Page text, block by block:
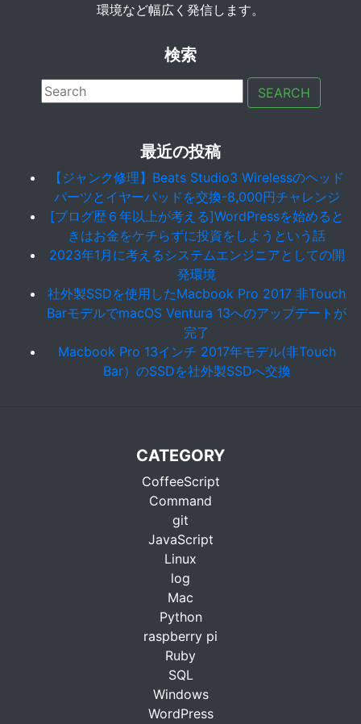
環境など幅広く発信します。
検索
SEARCH
最近の投稿
【ジャンク修理】Beats Studio3 Wirelessのヘッド
パーツとイヤーパッドを交換-8,000円チャレンジ
[ブログ歴６年以上が考える]WordPressを始めると
きはお金をケチらずに投資をしようという話
2023年1月に考えるシステムエンジニアとしての開
発環境
社外製SSDを使用したMacbook Pro 2017 非Touch
BarモデルでmacOS Ventura 13へのアップデートが
完了
Macbook Pro 13インチ 2017年モデル(非Touch
Bar）のSSDを社外製SSDへ交換
CATEGORY
CoffeeScript
Command
git
JavaScript
Linux
log
Mac
Python
raspberry pi
Ruby
SQL
Windows
WordPress